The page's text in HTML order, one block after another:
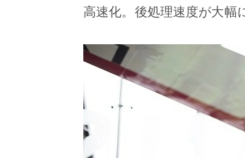
高速化。後処理速度が大幅